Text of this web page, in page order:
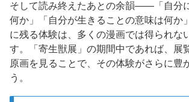
そして読み終えたあとの余韻——「自分
何か」「自分が生きることの意味は何か
に残る体験は、多くの漫画では得られな
す。「寄生獣展」の期間中であれば、展
原画を見ることで、その体験がさらに豊
う。